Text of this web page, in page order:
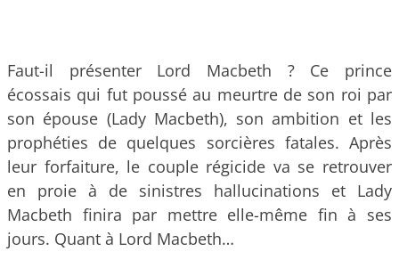
Faut-il présenter Lord Macbeth ? Ce prince
écossais qui fut poussé au meurtre de son roi par
son épouse (Lady Macbeth), son ambition et les
prophéties de quelques sorcières fatales. Après
leur forfaiture, le couple régicide va se retrouver
en proie à de sinistres hallucinations et Lady
Macbeth finira par mettre elle-même fin à ses
jours. Quant à Lord Macbeth…